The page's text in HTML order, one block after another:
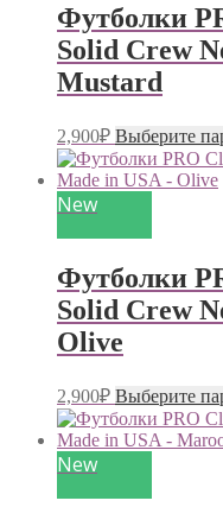
Футболки
Solid Crew
Mustard
2,900₽ Выберите
New
Футболки
Solid Crew
Olive
2,900₽ Выберите
New